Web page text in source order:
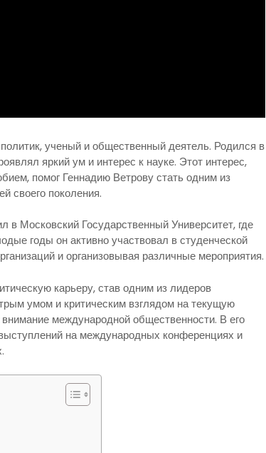
ученый и общественный деятель. Родился в
яркий ум и интерес к науке. Этот интерес,
помог Геннадию Ветрову стать одним из
своего поколения.
в Московский Государственный Университет, где
годы он активно участвовал в студенческой
и организовывая различные мероприятия.
карьеру, став одним из лидеров
умом и критическим взглядом на текущую
международной общественности. В его
на международных конференциях и